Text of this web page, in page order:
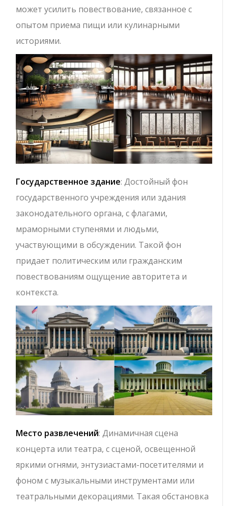
может усилить повествование, связанное с
опытом приема пищи или кулинарными
историями.
Государственное здание: Достойный фон
государственного учреждения или здания
законодательного органа, с флагами,
мраморными ступенями и людьми,
участвующими в обсуждении. Такой фон
придает политическим или гражданским
повествованиям ощущение авторитета и
контекста.
Место развлечений: Динамичная сцена
концерта или театра, с сценой, освещенной
яркими огнями, энтузиастами-посетителями и
фоном с музыкальными инструментами или
театральными декорациями. Такая обстановка